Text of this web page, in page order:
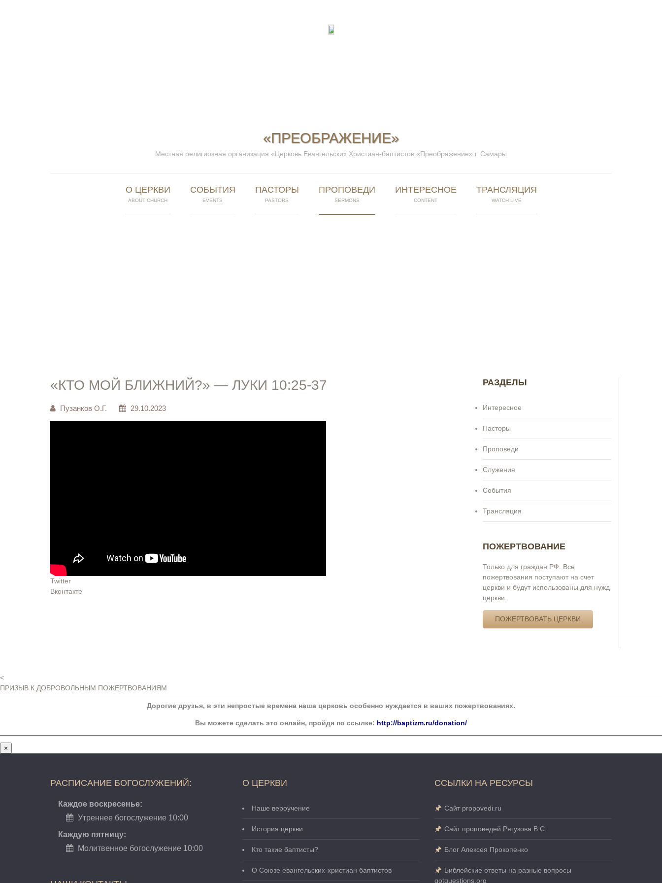
«ПРЕОБРАЖЕНИЕ»
Местная религиозная организация «Церковь Евангельских Христиан-баптистов «Преображение» г. Самары
О ЦЕРКВИ
ABOUT CHURCH
СОБЫТИЯ
EVENTS
ПАСТОРЫ
PASTORS
ПРОПОВЕДИ
SERMONS
ИНТЕРЕСНОЕ
CONTENT
ТРАНСЛЯЦИЯ
WATCH LIVE
«КТО МОЙ БЛИЖНИЙ?» — ЛУКИ 10:25-37
Пузанков О.Г. 29.10.2023
Twitter
Вконтакте
РАЗДЕЛЫ
Интересное
Пасторы
Проповеди
Служения
События
Трансляция
ПОЖЕРТВОВАНИЕ
Только для граждан РФ. Все
пожертвования поступают на счет
церкви и будут использованы для нужд
церкви.
ПОЖЕРТВОВАТЬ ЦЕРКВИ
<
ПРИЗЫВ К ДОБРОВОЛЬНЫМ ПОЖЕРТВОВАНИЯМ
Дорогие друзья, в эти непростые времена наша церковь особенно нуждается в ваших пожертвованиях.
Вы можете сделать это онлайн, пройдя по ссылке: http://baptizm.ru/donation/
×
РАСПИСАНИЕ БОГОСЛУЖЕНИЙ:
Каждое воскресенье:
Утреннее богослужение 10:00
Каждую пятницу:
Молитвенное богослужение 10:00
О ЦЕРКВИ
Наше вероучение
История церкви
Кто такие баптисты?
О Cоюзе евангельских-христиан баптистов
ССЫЛКИ НА РЕСУРСЫ
Сайт propovedi.ru
Сайт проповедей Рягузова В.С.
Блог Алексея Прокопенко
Библейские ответы на разные вопросы
gotquestions.org